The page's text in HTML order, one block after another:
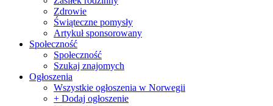
Zdrowie
Świąteczne pomysły
Artykuł sponsorowany
Społeczność
Społeczność
Szukaj znajomych
Ogłoszenia
Wszystkie ogłoszenia w Norwegii
+ Dodaj ogłoszenie